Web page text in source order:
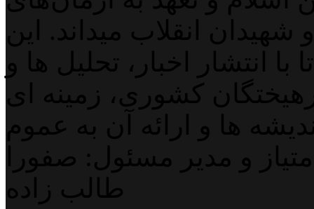
انقلاب میداند. این
انتشار اخبار، تحلیل ها و
کشوری، زمینه ای
ها و ارائه آن به عموم
و مدیر مسئول: صفورا
طالب زاده